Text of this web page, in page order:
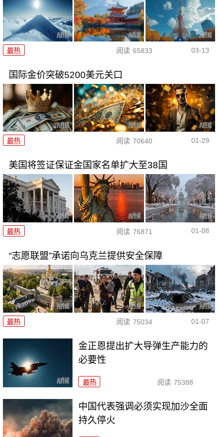
最热 阅读 65833 03-13
国际金价突破5200美元关口
最热 阅读 70640 01-29
美国将签证保证金国家名单扩大至38国
最热 阅读 76871 01-08
“志愿联盟”承诺向乌克兰提供安全保障
最热 阅读 75034 01-07
金正恩提出扩大导弹生产能力的
必要性
最热 阅读 75388
中国代表强调必须实现加沙全面
持久停火